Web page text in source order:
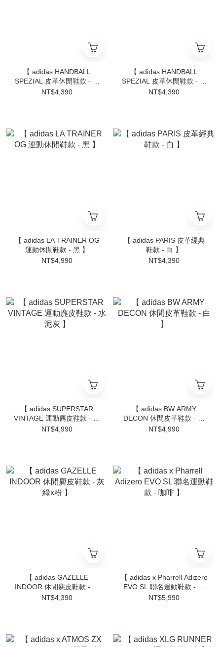
【 adidas HANDBALL
SPEZIAL 皮革休閒鞋款 - 白
x紅 】
NT$4,390
【 adidas HANDBALL
SPEZIAL 皮革休閒鞋款 - 白
x藍 】
NT$4,390
【 adidas LA TRAINER OG
運動休閒鞋款 - 黑 】
NT$4,990
【 adidas PARIS 皮革經典
鞋款 - 白 】
NT$4,390
【 adidas SUPERSTAR
VINTAGE 運動麂皮鞋款 - 水
泥灰 】
NT$4,990
【 adidas BW ARMY
DECON 休閒皮革鞋款 - 白
】
NT$4,990
【 adidas GAZELLE
INDOOR 休閒麂皮鞋款 - 灰
綠x粉 】
NT$4,390
【 adidas x Pharrell Adizero
EVO SL 聯名運動鞋款 - 咖
啡 】
NT$5,990